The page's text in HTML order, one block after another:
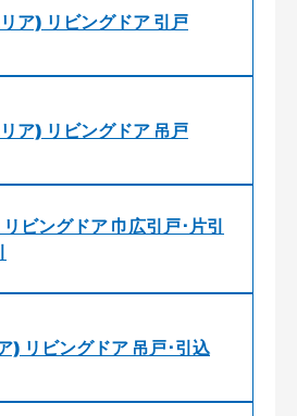
ア) リビングドア 引戸
ア) リビングドア 吊戸
ビングドア 巾広引戸･片引
) リビングドア 吊戸･引込